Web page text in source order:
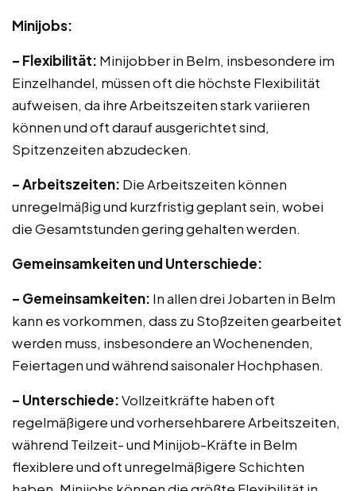
Minijobs:
– Flexibilität: Minijobber in Belm, insbesondere im
Einzelhandel, müssen oft die höchste Flexibilität
aufweisen, da ihre Arbeitszeiten stark variieren
können und oft darauf ausgerichtet sind,
Spitzenzeiten abzudecken.
– Arbeitszeiten: Die Arbeitszeiten können
unregelmäßig und kurzfristig geplant sein, wobei
die Gesamtstunden gering gehalten werden.
Gemeinsamkeiten und Unterschiede:
– Gemeinsamkeiten: In allen drei Jobarten in Belm
kann es vorkommen, dass zu Stoßzeiten gearbeitet
werden muss, insbesondere an Wochenenden,
Feiertagen und während saisonaler Hochphasen.
– Unterschiede:Vollzeitkräfte haben oft
regelmäßigere und vorhersehbarere Arbeitszeiten,
während Teilzeit- und Minijob-Kräfte in Belm
flexiblere und oft unregelmäßigere Schichten